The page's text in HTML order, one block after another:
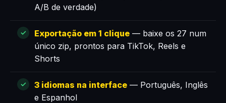
A/B de verdade)
Exportação em 1 clique — baixe os 27 num
único zip, prontos para TikTok, Reels e
Shorts
3 idiomas na interface — Português, Inglês
e Espanhol